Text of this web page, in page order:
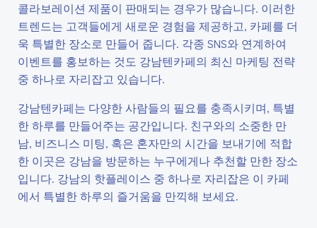
콜라보레이션 제품이 판매되는 경우가 많습니다. 이러한
트렌드는 고객들에게 새로운 경험을 제공하고, 카페를 더
욱 특별한 장소로 만들어 줍니다. 각종 SNS와 연계하여
이벤트를 홍보하는 것도 강남텐카페의 최신 마케팅 전략
중 하나로 자리잡고 있습니다.
강남텐카페는 다양한 사람들의 필요를 충족시키며, 특별
한 하루를 만들어주는 공간입니다. 친구와의 소중한 만
남, 비즈니스 미팅, 혹은 혼자만의 시간을 보내기에 적합
한 이곳은 강남을 방문하는 누구에게나 추천할 만한 장소
입니다. 강남의 핫플레이스 중 하나로 자리잡은 이 카페
에서 특별한 하루의 즐거움을 만끽해 보세요.